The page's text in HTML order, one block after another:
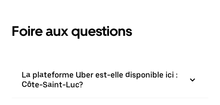
Foire aux questions
La plateforme Uber est-elle disponible ici :
Côte-Saint-Luc?